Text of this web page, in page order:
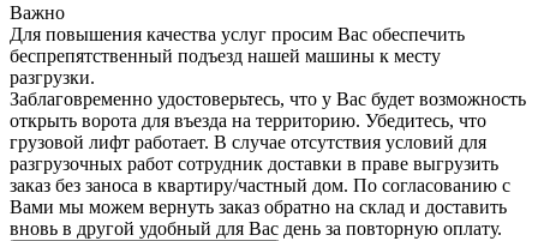
Важно
Для повышения качества услуг просим Вас обеспечить
беспрепятственный подъезд нашей машины к месту
разгрузки.
Заблаговременно удостоверьтесь, что у Вас будет возможность
открыть ворота для въезда на территорию. Убедитесь, что
грузовой лифт работает. В случае отсутствия условий для
разгрузочных работ сотрудник доставки в праве выгрузить
заказ без заноса в квартиру/частный дом. По согласованию с
Вами мы можем вернуть заказ обратно на склад и доставить
вновь в другой удобный для Вас день за повторную оплату.